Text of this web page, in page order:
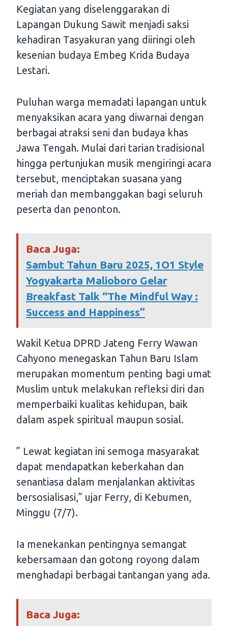
Kegiatan yang diselenggarakan di
Lapangan Dukung Sawit menjadi saksi
kehadiran Tasyakuran yang diiringi oleh
kesenian budaya Embeg Krida Budaya
Lestari.
Puluhan warga memadati lapangan untuk
menyaksikan acara yang diwarnai dengan
berbagai atraksi seni dan budaya khas
Jawa Tengah. Mulai dari tarian tradisional
hingga pertunjukan musik mengiringi acara
tersebut, menciptakan suasana yang
meriah dan membanggakan bagi seluruh
peserta dan penonton.
Baca Juga:
Sambut Tahun Baru 2025, 1O1 Style
Yogyakarta Malioboro Gelar
Breakfast Talk “The Mindful Way :
Success and Happiness”
Wakil Ketua DPRD Jateng Ferry Wawan
Cahyono menegaskan Tahun Baru Islam
merupakan momentum penting bagi umat
Muslim untuk melakukan refleksi diri dan
memperbaiki kualitas kehidupan, baik
dalam aspek spiritual maupun sosial.
” Lewat kegiatan ini semoga masyarakat
dapat mendapatkan keberkahan dan
senantiasa dalam menjalankan aktivitas
bersosialisasi,” ujar Ferry, di Kebumen,
Minggu (7/7).
Ia menekankan pentingnya semangat
kebersamaan dan gotong royong dalam
menghadapi berbagai tantangan yang ada.
Baca Juga: